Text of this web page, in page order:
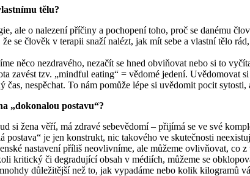
tělu?
ale o nalezení příčiny a pochopení toho, proč se danému
se člověk v terapii snaží nalézt, jak mít sebe a vlastní tělo
něco nezdravého, nezačít se hned obviňovat nebo si to
zavést tzv. „mindful eating“ = vědomé jedení. Uvědomovat
nespěchat. To nám pomůže lépe si uvědomit pocit sytosti,
„dokonalou postavu“?
si žena věří, má zdravé sebevědomí – přijímá se ve své
je jen konstrukt, nic takového ve skutečnosti
nastavení příliš neovlivníme, ale můžeme ovlivňovat, co
kritický či degradující obsah v médiích, můžeme se
důležitější než to, jak vypadáme nebo kolik kilogramů